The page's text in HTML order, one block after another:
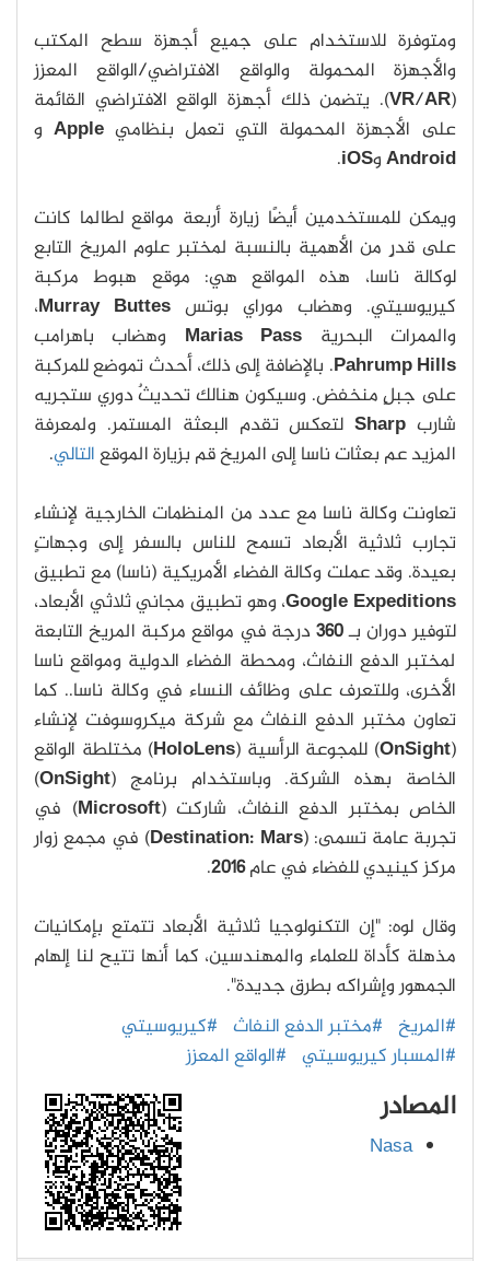
ومتوفرة للاستخدام على جميع أجهزة سطح المكتب
والأجهزة المحمولة والواقع الافتراضي/الواقع المعزز
(
VR/AR
). يتضمن ذلك أجهزة الواقع الافتراضي القائمة
على الأجهزة المحمولة التي تعمل بنظامي Apple و
AndroidوiOS
.
ويمكن للمستخدمين أيضًا زيارة أربعة مواقع لطالما كانت
على قدرٍ من الأهمية بالنسبة لمختبر علوم المريخ التابع
لوكالة ناسا، هذه المواقع هي: موقع هبوط مركبة
كيريوسيتي. وهضاب موراي بوتس Murray Buttes،
والممرات البحرية Marias Pass وهضاب باهرامب
Pahrump Hills. بالإضافة إلى ذلك، أحدث تموضع للمركبة
على جبلٍ منخفض. وسيكون هنالك تحديثٌ دوري ستجريه
شارب Sharpلتعكس تقدم البعثة المستمر. ولمعرفة
المزيد عم بعثات ناسا إلى المريخ قم بزيارة الموقعالتالي.
تعاونت وكالة ناسا مع عدد من المنظمات الخارجية لإنشاء
تجارب ثلاثية الأبعاد تسمح للناس بالسفر إلى وجهاتٍ
بعيدة. وقد عملت وكالة الفضاء الأمريكية (ناسا) مع تطبيق
Google Expeditions
، وهو تطبيق مجاني ثلاثي الأبعاد،
لتوفير دوران بـ360درجة في مواقع مركبة المريخ التابعة
لمختبر الدفع النفاث، ومحطة الفضاء الدولية ومواقع ناسا
الأخرى، وللتعرف على وظائف النساء في وكالة ناسا.. كما
تعاون مختبر الدفع النفاث مع شركة ميكروسوفت لإنشاء
(
OnSight) للمجوعة الرأسية (HoloLens) مختلطة الواقع
الخاصة بهذه الشركة. وباستخدام برنامج (OnSight
)
الخاص بمختبر الدفع النفاث، شاركت (Microsoft) في
تجربة عامة تسمى: (Destination: Mars) في مجمع زوار
مركز كينيدي للفضاء في عام2016
.
وقال لوه: "إن التكنولوجيا ثلاثية الأبعاد تتمتع بإمكانيات
مذهلة كأداة للعلماء والمهندسين، كما أنها تتيح لنا إلهام
الجمهور وإشراكه بطرق جديدة".
#المريخ #مختبر الدفع النفاث #كيريوسيتي
#المسبار كيريوسيتي #الواقع المعزز
المصادر
Nasa